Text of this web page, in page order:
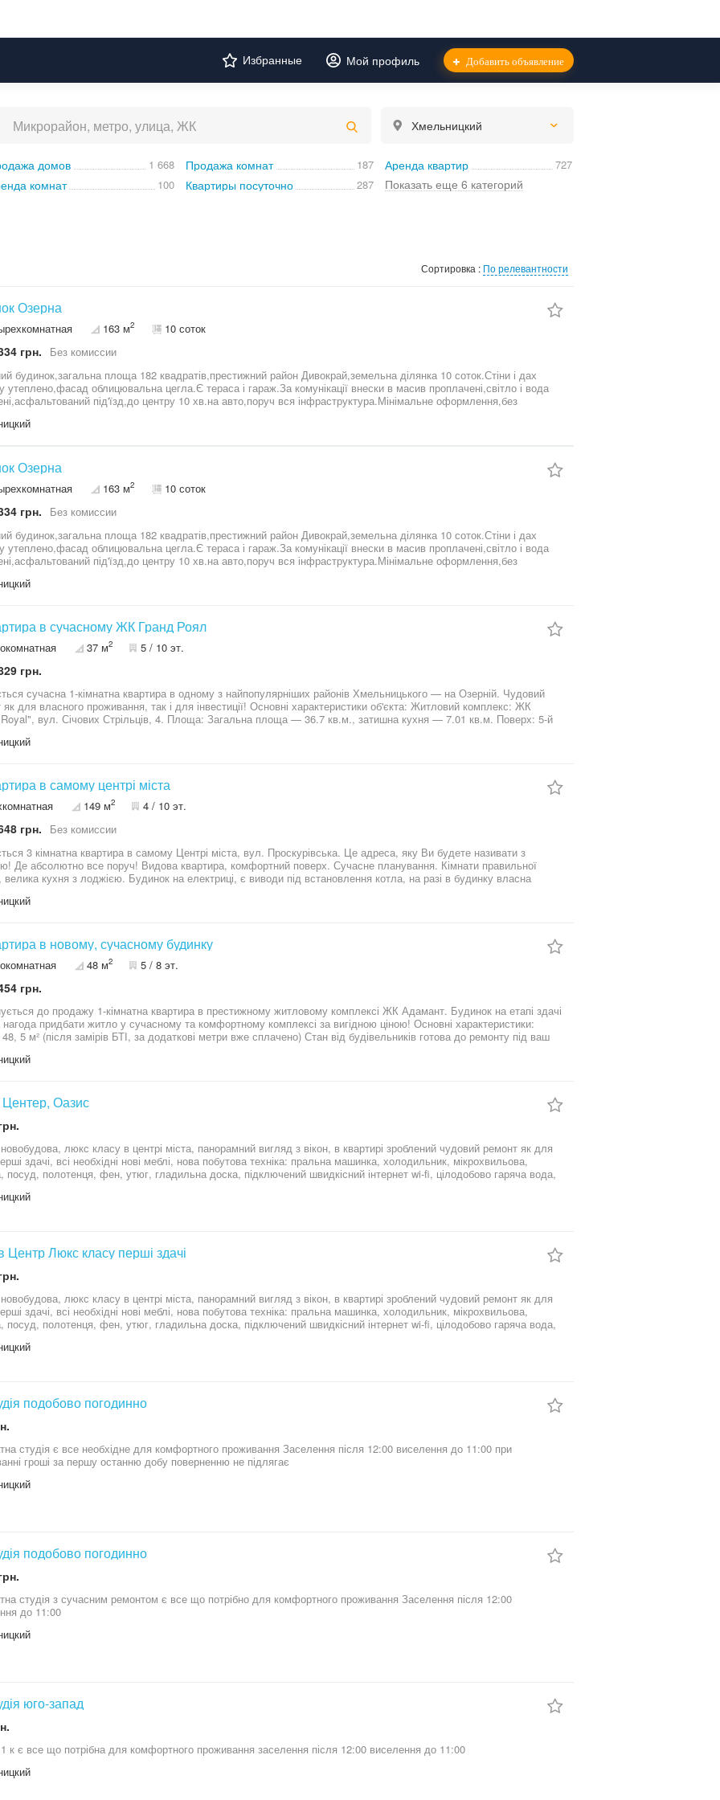
Избранные Мой профиль Добавить объявление
Хмельницкий
домов 1 668
комнат 100
Продажа комнат 187
Квартиры посуточно 287
Аренда квартир 727
Показать еще 6 категорий
Сортировка : По релевантности
Озерна
163 м2 10 соток
грн.
Без комиссии
будинок,загальна площа 182 квадратів,престижний район Дивокрай,земельна ділянка 10 соток.Стіни і дах
утеплено,фасад облицювальна цегла.Є тераса і гараж.За комунікації внески в масив проплачені,світло і вода
під'їзд,до центру 10 хв.на авто,поруч вся інфраструктура.Мінімальне оформлення,без
Озерна
163 м2 10 соток
грн.
Без комиссии
будинок,загальна площа 182 квадратів,престижний район Дивокрай,земельна ділянка 10 соток.Стіни і дах
утеплено,фасад облицювальна цегла.Є тераса і гараж.За комунікації внески в масив проплачені,світло і вода
під'їзд,до центру 10 хв.на авто,поруч вся інфраструктура.Мінімальне оформлення,без
в сучасному ЖК Гранд Роял
37 м2 5 / 10 эт.
грн.
сучасна 1-кімнатна квартира в одному з найпопулярніших районів Хмельницького — на Озерній. Чудовий
як для власного проживання, так і для інвестиції! Основні характеристики об'єкта: Житловий комплекс: ЖК
вул. Січових Стрільців, 4. Площа: Загальна площа — 36.7 кв.м., затишна кухня — 7.01 кв.м. Поверх: 5-й
територія: Ваша приватність та спокій гарантовані. Відеонагляд: Система відеоспостереження по всій території
зручним транспортним сполученням та всім необхідним для комфортного життя поруч. Без комісії для
Переуступка приблизно 1300$
в самому центрі міста
149 м2 4 / 10 эт.
грн.
Без комиссии
3 кімнатна квартира в самому Центрі міста, вул. Проскурівська. Це адреса, яку Ви будете називати з
Де абсолютно все поруч! Видова квартира, комфортний поверх. Сучасне планування. Кімнати правильної
кухня з лоджією. Будинок на електриці, є виводи під встановлення котла, на разі в будинку власна
ремонт, бамбуковий паркет. Гіпсокартонові стелі. Міжкімнатних дверей немає. Квартира під охороною. Цю
в новому, сучасному будинку
48 м2 5 / 8 эт.
грн.
до продажу 1-кімнатна квартира в престижному житловому комплексі ЖК Адамант. Будинок на етапі здачі
придбати житло у сучасному та комфортному комплексі за вигідною ціною! Основні характеристики:
5 м² (після замірів БТІ, за додаткові метри вже сплачено) Стан від будівельників готова до ремонту під ваш
швидке оформлення угоди Без комісії для покупця! Сучасне планування, зручна інфраструктура, якісне
Центер, Оазис
люкс класу в центрі міста, панорамний вигляд з вікон, в квартирі зроблений чудовий ремонт як для
здачі, всі необхідні нові меблі, нова побутова техніка: пральна машинка, холодильник, мікрохвильова,
посуд, полотенця, фен, утюг, гладильна доска, підключений швидкісний інтернет wi-fi, цілодобово гаряча вода,
від власника! При поселені документи які засвідчують особу обовязково! Вул. Свободи 20/2
1.5к кв Центр Люкс класу перші здачі
люкс класу в центрі міста, панорамний вигляд з вікон, в квартирі зроблений чудовий ремонт як для
побутова техніка: пральна машинка, холодильник, мікрохвильова,
посуд, полотенця, фен, утюг, гладильна доска, підключений швидкісний інтернет wi-fi, цілодобово гаряча вода,
подобово погодинно
студія є все необхідне для комфортного проживання Заселення після 12:00 виселення до 11:00 при
бронюванні гроші за першу останню добу поверненню не підлягає
подобово погодинно
студія з сучасним ремонтом є все що потрібно для комфортного проживання Заселення після 12:00
до 11:00
юго-запад
к є все що потрібна для комфортного проживання заселення після 12:00 виселення до 11:00